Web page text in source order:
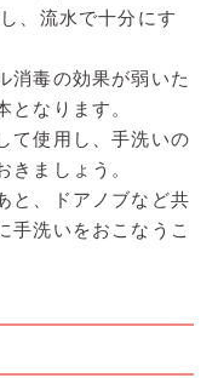
、流水で十分にす
消毒の効果が弱いた
なります。
て使用し、手洗いの
ましょう。
と、ドアノブなど共
手洗いをおこなうこ